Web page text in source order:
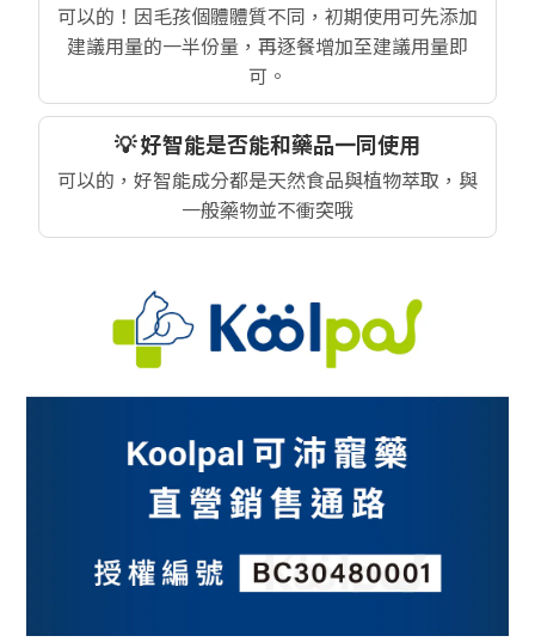
可以的！因毛孩個體體質不同，初期使用可先添加
建議用量的一半份量，再逐餐增加至建議用量即
可。
💡 好智能是否能和藥品一同使用
可以的，好智能成分都是天然食品與植物萃取，與
一般藥物並不衝突哦